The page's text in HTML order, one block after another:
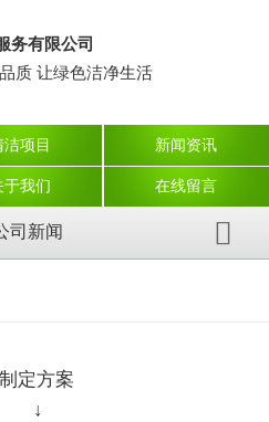
务有限公司
质 让绿色洁净生活
洁项目 新闻资讯
于我们 在线留言
司新闻
定方案